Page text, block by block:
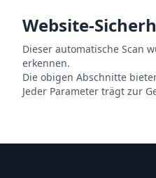
Website-
Dieser automatische Scan
erkennen.
Die obigen Abschnitte
Jeder Parameter trägt zur